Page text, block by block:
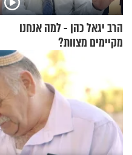
הרב יגאל כהן - למה אנחנו
מקיימים מצוות?